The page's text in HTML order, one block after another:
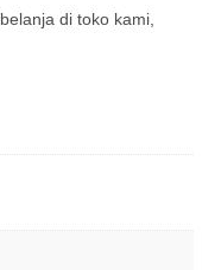
di toko kami,